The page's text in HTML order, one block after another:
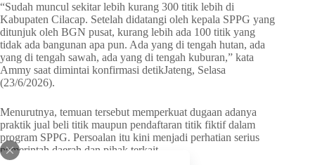
“Sudah muncul sekitar lebih kurang 300 titik lebih di
Kabupaten Cilacap. Setelah didatangi oleh kepala SPPG yang
ditunjuk oleh BGN pusat, kurang lebih ada 100 titik yang
tidak ada bangunan apa pun. Ada yang di tengah hutan, ada
yang di tengah sawah, ada yang di tengah kuburan,” kata
Ammy saat dimintai konfirmasi detikJateng, Selasa
(23/6/2026).
Menurutnya, temuan tersebut memperkuat dugaan adanya
praktik jual beli titik maupun pendaftaran titik fiktif dalam
program SPPG. Persoalan itu kini menjadi perhatian serius
pemerintah daerah dan pihak terkait.